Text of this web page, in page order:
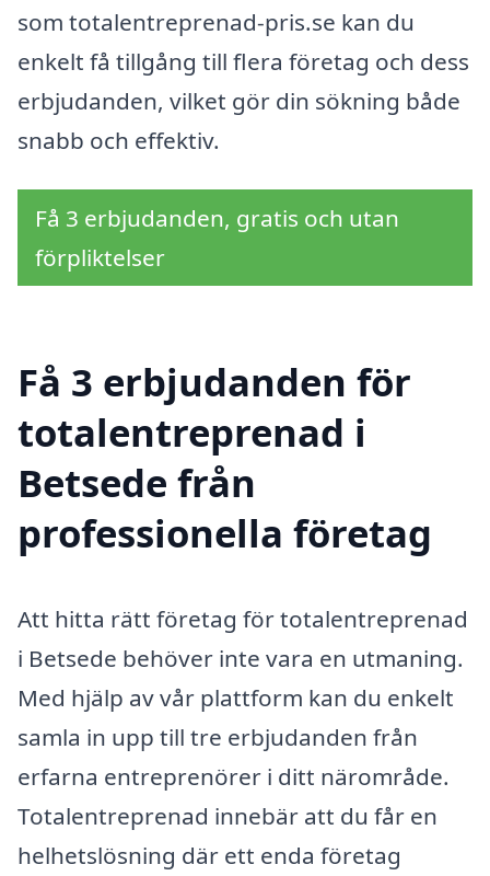
som totalentreprenad-pris.se kan du
enkelt få tillgång till flera företag och dess
erbjudanden, vilket gör din sökning både
snabb och effektiv.
Få 3 erbjudanden, gratis och utan
förpliktelser
Få 3 erbjudanden för
totalentreprenad i
Betsede från
professionella företag
Att hitta rätt företag för totalentreprenad
i Betsede behöver inte vara en utmaning.
Med hjälp av vår plattform kan du enkelt
samla in upp till tre erbjudanden från
erfarna entreprenörer i ditt närområde.
Totalentreprenad innebär att du får en
helhetslösning där ett enda företag